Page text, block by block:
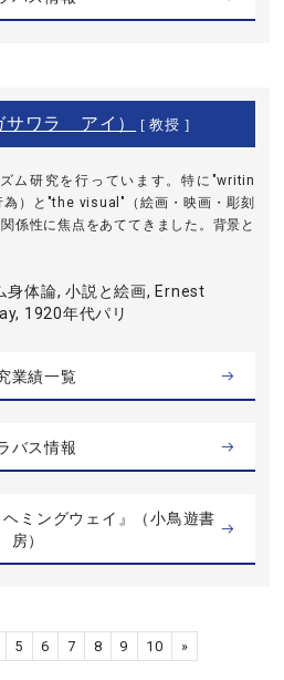
ワラ アイ） [ 教授 ]
ム研究を行っています。特に"writin
）と"the visual"（絵画・映画・彫刻
係性に焦点をあててきました。背景と
身体論, 小説と絵画, Ernest
1920年代パリ
業績一覧
バス情報
ヘミングウェイ』（小鳥遊書
房）
5 6 7 8 9 10 »